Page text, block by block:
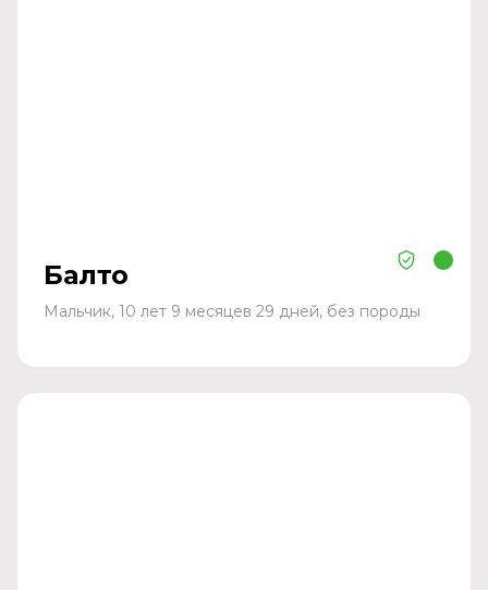
Балто
Мальчик, 10 лет 9 месяцев 29 дней, без породы